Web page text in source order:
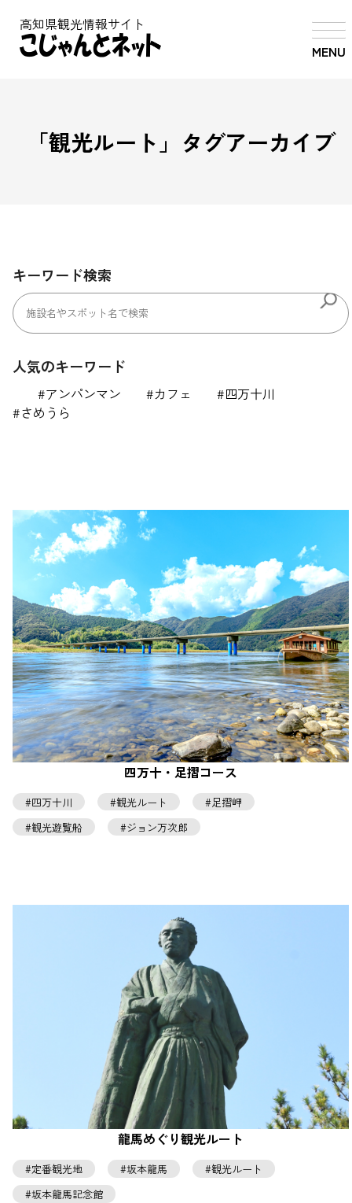
MENU
高知県観光情報サイト
「観光ルート 」タグアーカイブ
キーワード検索
人気のキーワード
アンパンマン カフェ
四万十川
さめうら
四万十・足摺コース
四万十川 観光ルート
足摺岬
観光遊覧船
ジョン万次郎
龍馬めぐり観光ルート
定番観光地 坂本龍馬
観光ルート
坂本龍馬記念館